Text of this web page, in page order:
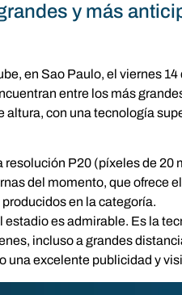
y más
en Sao Paulo, el viernes 14
entre los más
con una tecnología
P20 (píxeles de 20
del momento, que ofrece
en la categoría.
es admirable. Es la
incluso a grandes
una excelente publicidad y